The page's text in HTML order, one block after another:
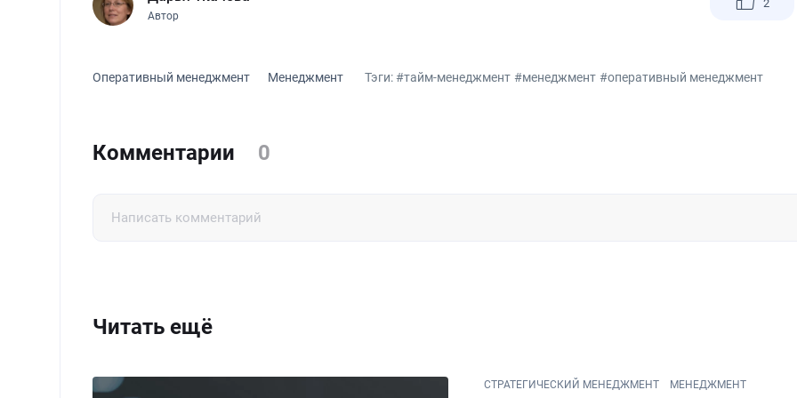
Автор
2
Оперативный менеджмент Менеджмент Тэги:#тайм-менеджмент #менеджмент #оперативный менеджмент
Комментарии 0
Читать ещё
СТРАТЕГИЧЕСКИЙ МЕНЕДЖМЕНТ МЕНЕДЖМЕНТ